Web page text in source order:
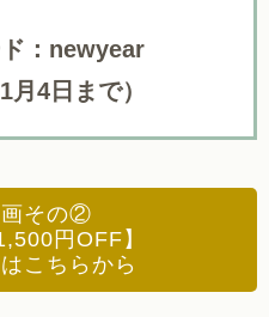
：newyear
月4日まで）
画その②
円OFF】
こちらから